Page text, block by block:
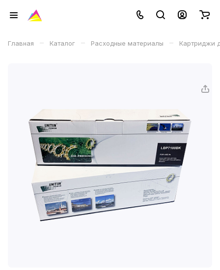
Главная – Каталог – Расходные материалы – Картриджи